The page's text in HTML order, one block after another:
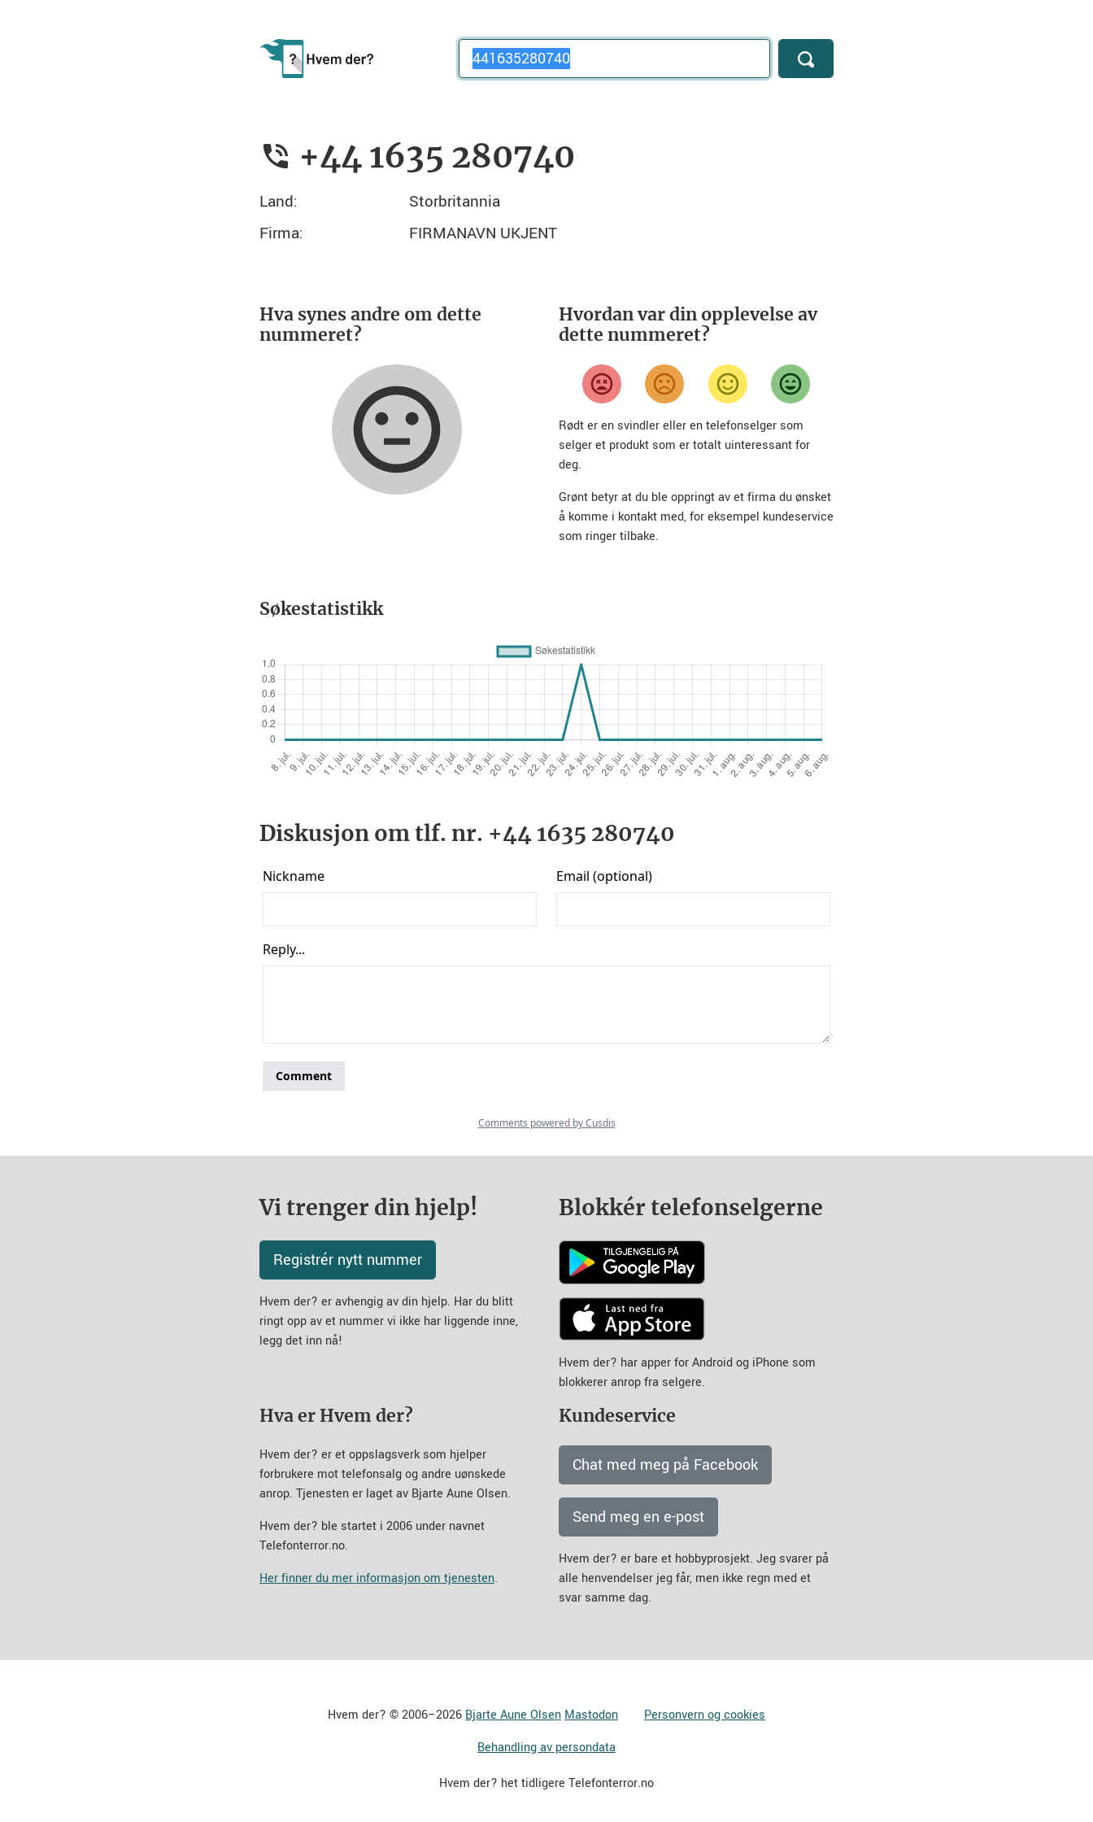
Telefonnummer
+44 1635 280740
Land:
Storbritannia
Firma:
FIRMANAVN UKJENT
Hva synes andre om dette
nummeret?
Hvordan var din opplevelse av
dette nummeret?
Rødt er en svindler eller en telefonselger som
selger et produkt som er totalt uinteressant for
deg.
Grønt betyr at du ble oppringt av et firma du ønsket
å komme i kontakt med, for eksempel kundeservice
som ringer tilbake.
Søkestatistikk
Diskusjon om tlf. nr. +44 1635 280740
Vi trenger din hjelp!
Registrér nytt nummer
Hvem der? er avhengig av din hjelp. Har du blitt
ringt opp av et nummer vi ikke har liggende inne,
legg det inn nå!
Blokkér telefonselgerne
Hvem der? har apper for Android og iPhone som
blokkerer anrop fra selgere.
Hva er Hvem der?
Hvem der? er et oppslagsverk som hjelper
forbrukere mot telefonsalg og andre uønskede
anrop. Tjenesten er laget av Bjarte Aune Olsen.
Hvem der? ble startet i 2006 under navnet
Telefonterror.no.
Her finner du mer informasjon om tjenesten.
Kundeservice
Chat med meg på Facebook
Send meg en e-post
Hvem der? er bare et hobbyprosjekt. Jeg svarer på
alle henvendelser jeg får, men ikke regn med et
svar samme dag.
Hvem der? © 2006–2026 Bjarte Aune Olsen Mastodon
Personvern og cookies
Behandling av persondata
Hvem der? het tidligere Telefonterror.no